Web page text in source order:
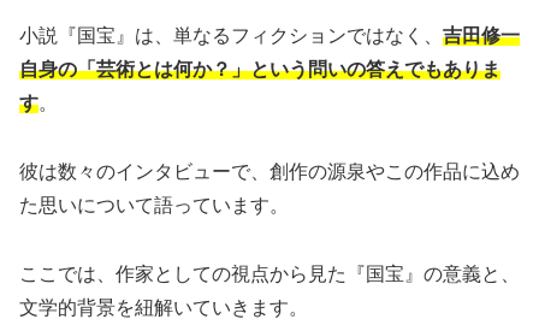
小説『国宝』は、単なるフィクションではなく、 吉田修一
自身の「芸術とは何か？」という問いの答えでもありま
す。
彼は数々のインタビューで、創作の源泉やこの作品に込め
た思いについて語っています。
ここでは、作家としての視点から見た『国宝』の意義と、
文学的背景を紐解いていきます。